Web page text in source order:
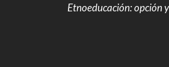
Etnoeducación: opción